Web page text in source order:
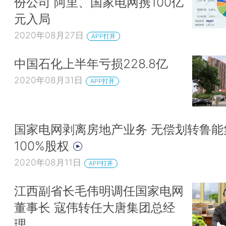
元入局
2020年08月27日 APP打开
中国石化上半年亏损228.8亿
2020年08月31日 APP打开
国家电网剥离房地产业务 无偿划转鲁
100%股权
2020年08月11日 APP打开
江西副省长毛伟明调任国家电网
董事长 寇伟转任大唐集团总经